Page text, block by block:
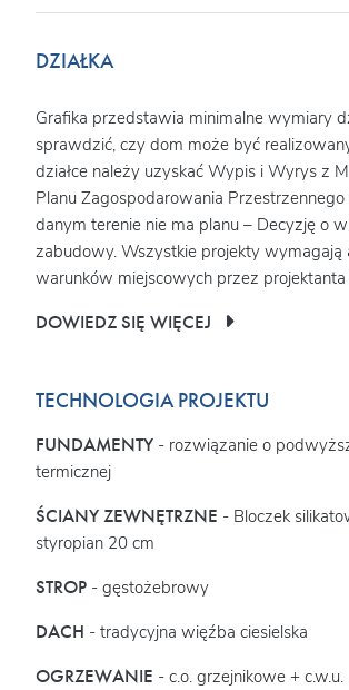
DZIAŁKA
Grafika przedstawia minimalne wymiary
sprawdzić, czy dom może być
działce należy uzyskać Wypis i Wyrys z
Planu Zagospodarowania Przestrzennego
danym terenie nie ma planu – Decyzję o
zabudowy. Wszystkie projekty wymagają
warunków miejscowych przez projektanta
DOWIEDZ SIĘ WIĘCEJ
TECHNOLOGIA PROJEKTU
FUNDAMENTY - rozwiązanie o
termicznej
ŚCIANY ZEWNĘTRZNE - Bloczek
styropian 20 cm
STROP - gęstożebrowy
DACH - tradycyjna więźba ciesielska
OGRZEWANIE - c.o. grzejnikowe + c.w.u.